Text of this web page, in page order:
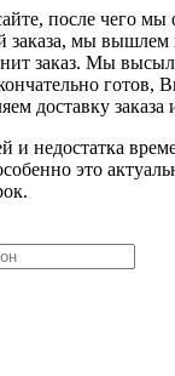
после чего мы
заказа, мы
заказ. Мы
доставку
и недостатка
это